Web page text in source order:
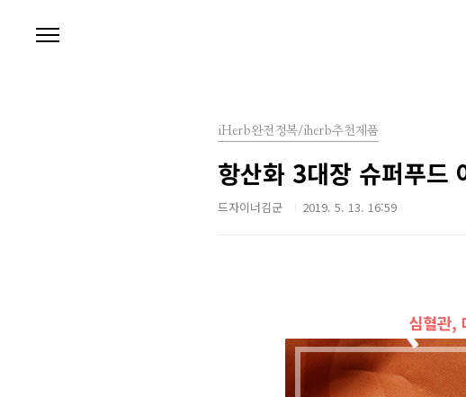
iHerb완전정복/iherb추천제품
항산화 3대장 슈퍼푸드
드자이너김군 2019. 5. 13. 16:59
심혈관,